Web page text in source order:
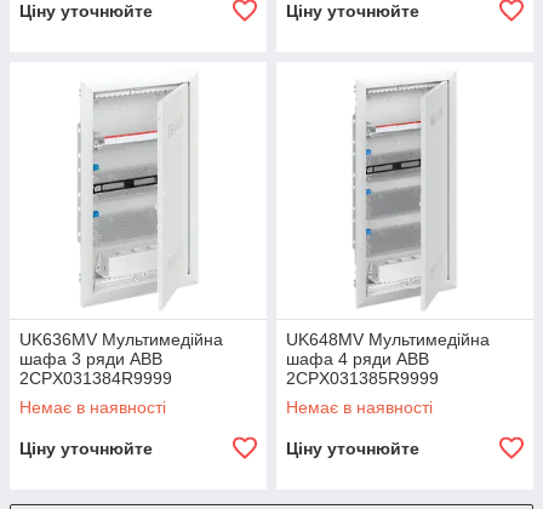
Ціну уточнюйте Ціну уточнюйте
UK636MV Мультимедійна
шафа 3 ряди ABB
2CPX031384R9999
Немає в наявності
Ціну уточнюйте
UK648MV Мультимедійна
шафа 4 ряди ABB
2CPX031385R9999
Немає в наявності
Ціну уточнюйте